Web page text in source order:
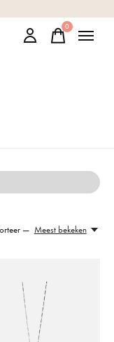
0items
— Meest bekeken